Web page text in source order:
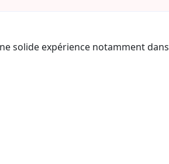
solide expérience notamment